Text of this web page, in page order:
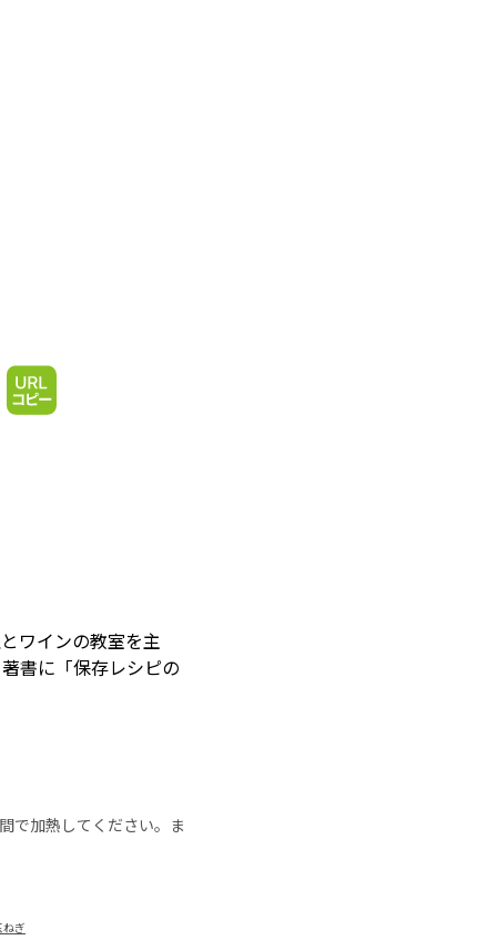
ワインの教室を主
書に「保存レシピの
で加熱してください。ま
ねぎ